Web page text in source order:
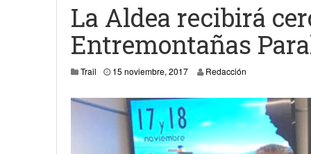
Valencia
27 febrero,
Gobierno de Canarias
15 febrero, 2024
La Comunidad de
19 diciembre, 2023
Víctor Hernández
La Aldea recibirá
Entremontañas
Trail 15 noviembre, 201715 noviembre, 2017
Redacción